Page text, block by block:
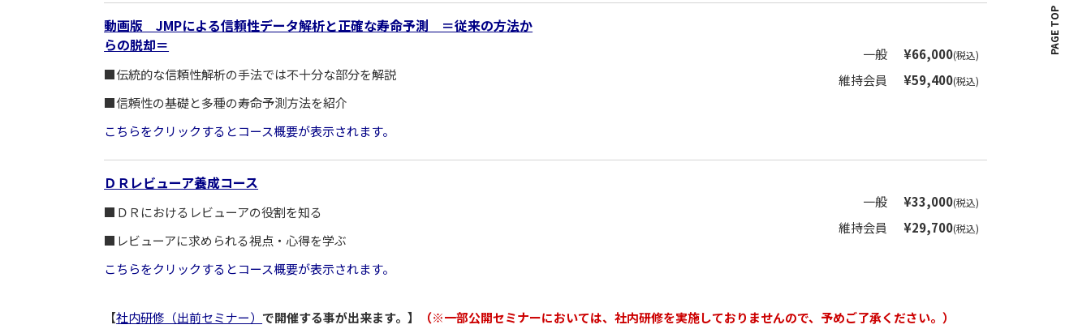
動画版 JMPによる信頼性データ解析と正確な寿命予測 ＝従来の方法か
らの脱却＝
■伝統的な信頼性解析の手法では不十分な部分を解説
■信頼性の基礎と多種の寿命予測方法を紹介
こちらをクリックするとコース概要が表示されます。
一般 ¥66,000(税込)
維持会員 ¥59,400(税込)
ＤＲレビューア養成コース
■ＤＲにおけるレビューアの役割を知る
■レビューアに求められる視点・心得を学ぶ
こちらをクリックするとコース概要が表示されます。
一般 ¥33,000(税込)
維持会員 ¥29,700(税込)
【社内研修（出前セミナー） で開催する事が出来ます。】 （※一部公開セミナーにおいては、社内研修を実施しておりませんので、予めご了承ください。）
PAGE TOP